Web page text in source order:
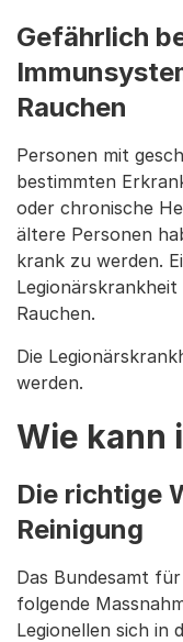
Gefährlich
Rauchen
Personen mit
bestimmten
oder chronische
ältere Personen
krank zu werden.
Rauchen.
Die
werden.
Wie kann
Die richtige
Reinigung
Das Bundesamt
folgende
Legionellen sich in